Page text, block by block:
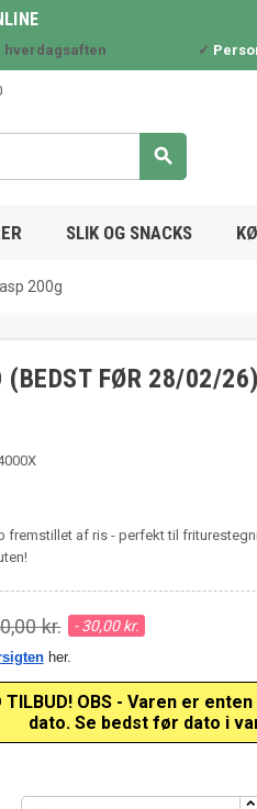
hverdagsaften ✓

SLIK OG SNACKS
200g
(BEDST FØR 28/02/
fremstillet af ris - perfekt til
kr. - 30,00 kr.
her.
TILBUD! OBS - Varen er
dato. Se bedst før dato i